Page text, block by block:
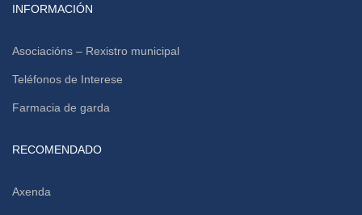
INFORMACIÓN
Asociacións – Rexistro municipal
Teléfonos de Interese
Farmacia de garda
RECOMENDADO
Axenda